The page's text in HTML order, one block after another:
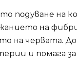
подуване на
на
на червата.
и помага